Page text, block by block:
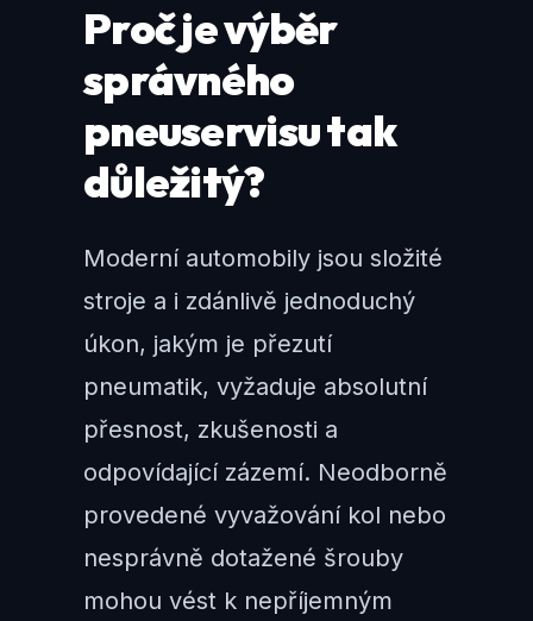
Proč je výběr
správného
pneuservisu tak
důležitý?
Moderní automobily jsou složité
stroje a i zdánlivě jednoduchý
úkon, jakým je přezutí
pneumatik, vyžaduje absolutní
přesnost, zkušenosti a
odpovídající zázemí. Neodborně
provedené vyvažování kol nebo
nesprávně dotažené šrouby
mohou vést k nepříjemným